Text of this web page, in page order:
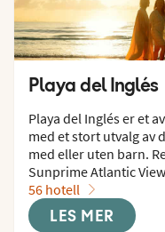
Playa del Inglés
Playa del Inglés er et
med et stort utvalg av
med eller uten barn.
Sunprime Atlantic
56 hotell
LES MER